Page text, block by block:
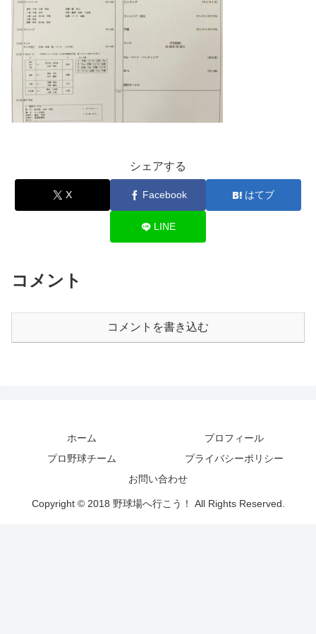
シェアする
X Facebook はてブ
LINE
コメント
コメントを書き込む
ホーム
プロフィール
プロ野球チーム
プライバシーポリシー
お問い合わせ
Copyright © 2018 野球場へ行こう！ All Rights Reserved.